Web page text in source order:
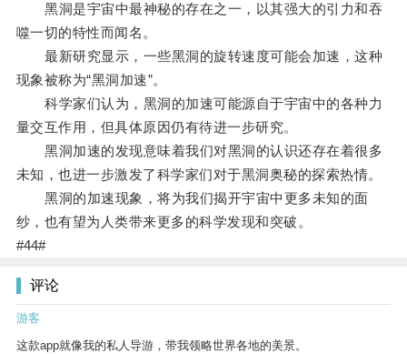
黑洞是宇宙中最神秘的存在之一，以其强大的引力和吞
噬一切的特性而闻名。
最新研究显示，一些黑洞的旋转速度可能会加速，这种
现象被称为“黑洞加速”。
科学家们认为，黑洞的加速可能源自于宇宙中的各种力
量交互作用，但具体原因仍有待进一步研究。
黑洞加速的发现意味着我们对黑洞的认识还存在着很多
未知，也进一步激发了科学家们对于黑洞奥秘的探索热情。
黑洞的加速现象，将为我们揭开宇宙中更多未知的面
纱，也有望为人类带来更多的科学发现和突破。
#44#
评论
游客
这款app就像我的私人导游，带我领略世界各地的美景。